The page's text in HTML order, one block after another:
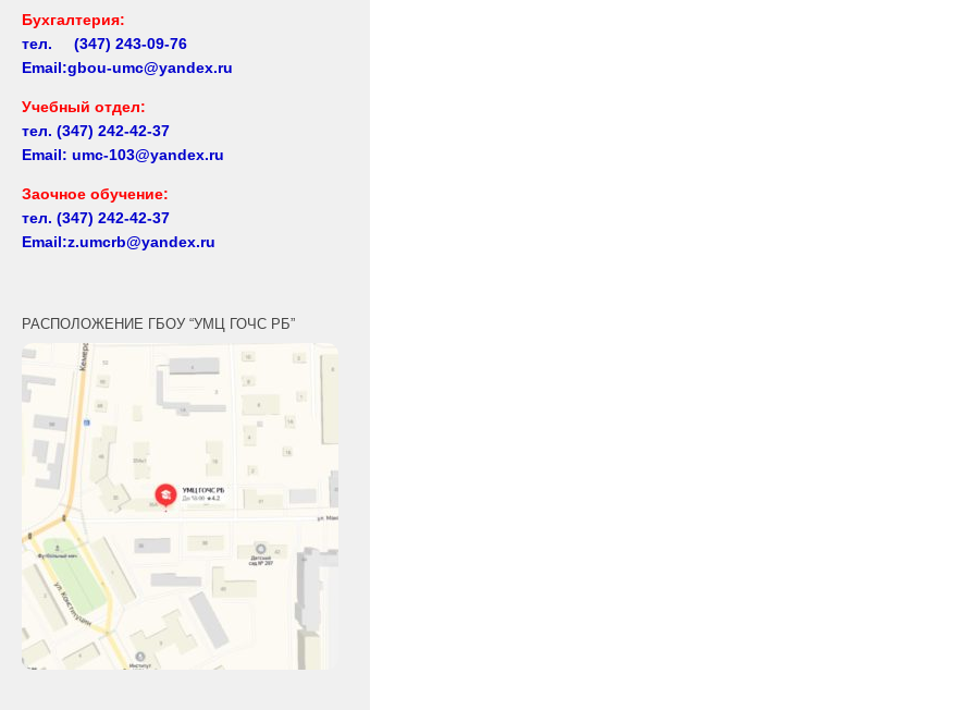
Бухгалтерия:
тел. (347) 243-09-76
Email:gbou-umc@yandex.ru
Учебный отдел:
тел. (347) 242-42-37
Email: umc-103@yandex.ru
Заочное обучение:
тел. (347) 242-42-37
Email:z.umcrb@yandex.ru
РАСПОЛОЖЕНИЕ ГБОУ “УМЦ ГОЧС РБ”